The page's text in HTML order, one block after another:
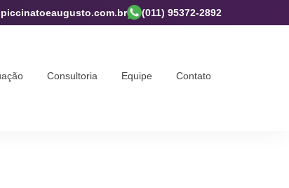
(011) 95372-2892
Consultoria Equipe Contato